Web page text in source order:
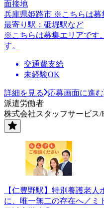
面接地
兵庫県姫路市 ※こちらは募
最寄り駅：砥堀駅など
※こちらは募集エリアです
す。
交通費支給
未経験OK
詳細を見る
応募画面に進む
派遣労働者
株式会社スタッフサービス/
【仁豊野駅】特別養護老
に、唯一無二の存在へ／